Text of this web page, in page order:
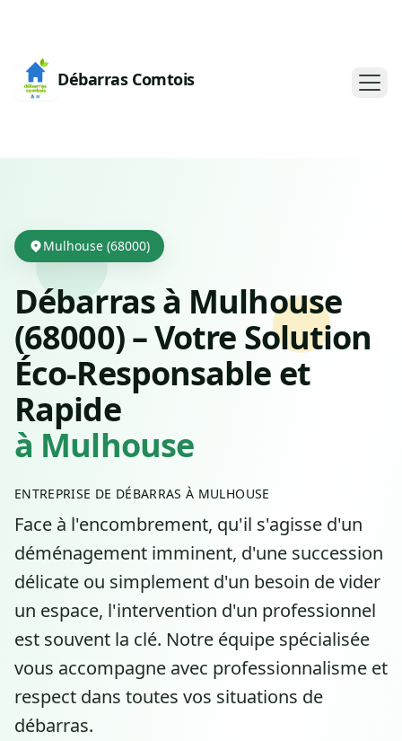
Débarras Comtois
Mulhouse (68000)
Débarras à Mulhouse
(68000) – Votre Solution
Éco-Responsable et
Rapide
à Mulhouse
ENTREPRISE DE DÉBARRAS À MULHOUSE
Face à l'encombrement, qu'il s'agisse d'un
déménagement imminent, d'une succession
délicate ou simplement d'un besoin de vider
un espace, l'intervention d'un professionnel
est souvent la clé. Notre équipe spécialisée
vous accompagne avec professionnalisme et
respect dans toutes vos situations de
débarras.